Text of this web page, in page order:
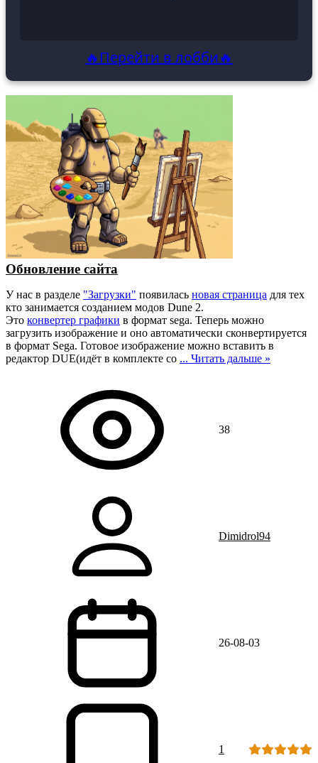
🔥Перейти в лобби🔥
Обновление сайта
У нас в разделе "Загрузки" появилась новая страница для тех
кто занимается созданием модов Dune 2.
Это конвертер графики в формат sega. Теперь можно
загрузить изображение и оно автоматически сконвертируется
в формат Sega. Готовое изображение можно вставить в
редактор DUE(идёт в комплекте со ... Читать дальше »
38
Dimidrol94
26-08-03
1